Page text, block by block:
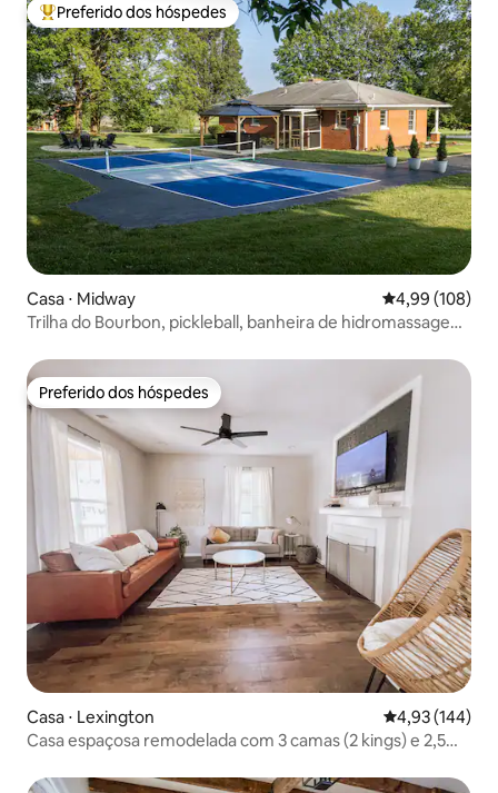
Entre os melhores preferidos dos hóspedes
Preferido dos hóspedes
Casa ⋅ Midway 4,99 de uma
4,99 (108)
Trilha do Bourbon, pickleball, banheira de hidromassagem
Preferido dos hóspedes
Preferido dos hóspedes
Casa ⋅ Lexington 4,93 de uma
4,93 (144)
Casa espaçosa remodelada com 3 camas (2 kings) e 2,5